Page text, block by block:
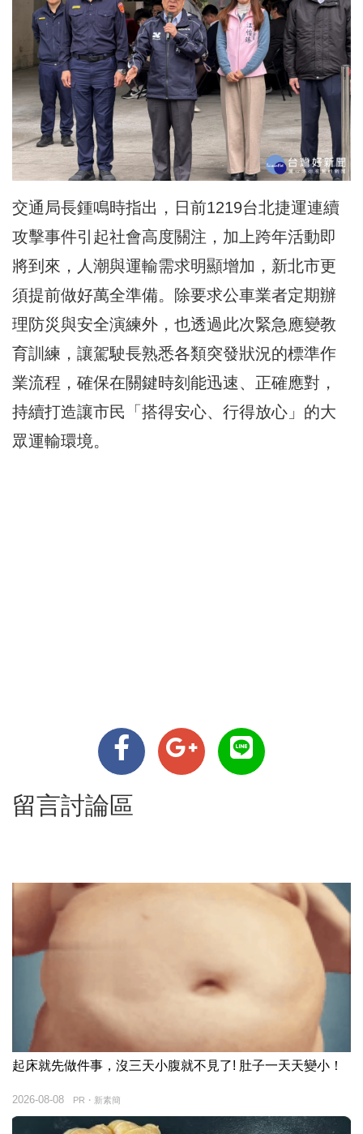
交通局長鍾鳴時指出，日前1219台北捷運連續
攻擊事件引起社會高度關注，加上跨年活動即
將到來，人潮與運輸需求明顯增加，新北市更
須提前做好萬全準備。除要求公車業者定期辦
理防災與安全演練外，也透過此次緊急應變教
育訓練，讓駕駛長熟悉各類突發狀況的標準作
業流程，確保在關鍵時刻能迅速、正確應對，
持續打造讓市民「搭得安心、行得放心」的大
眾運輸環境。
留言討論區
起床就先做件事，沒三天小腹就不見了! 肚子一天天變小！
PR・新素簡
2026-08-08